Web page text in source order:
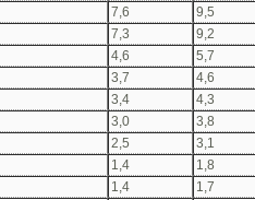
7,6
9,5
7,3
9,2
4,6
5,7
3,7
4,6
3,4
4,3
3,0
3,8
2,5
3,1
1,4
1,8
1,4
1,7